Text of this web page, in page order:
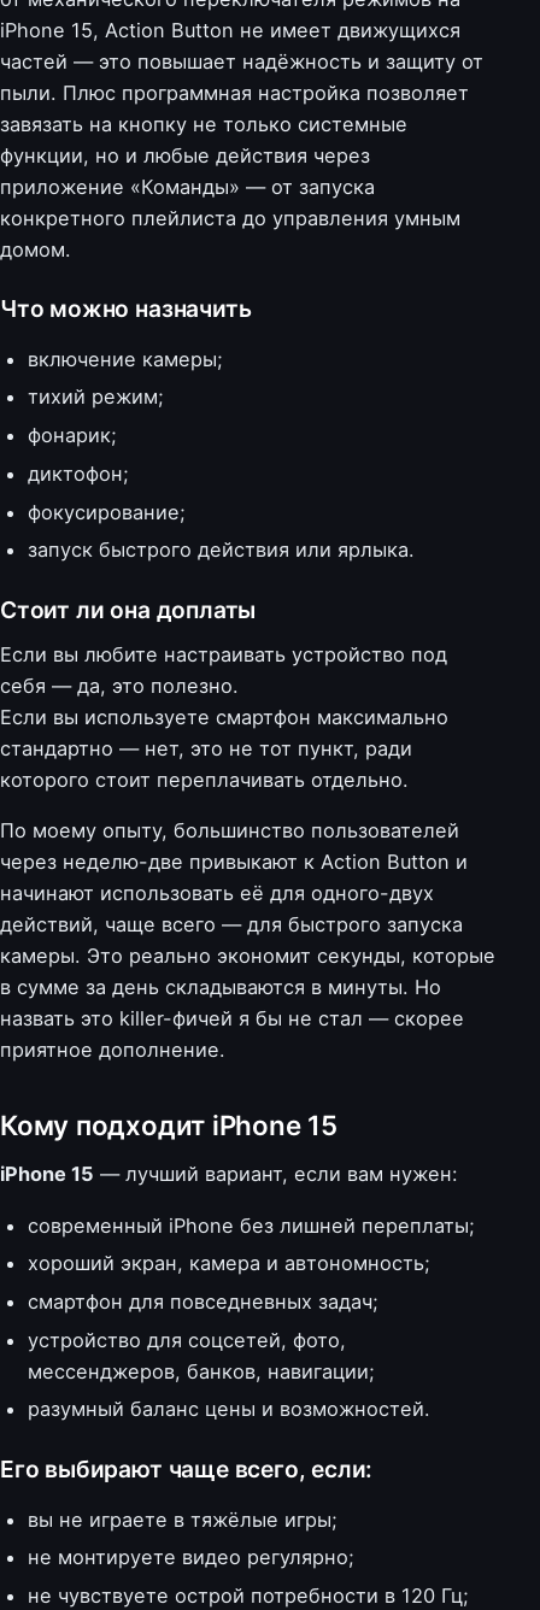
iPhone 15, Action Button не имеет движущихся
частей — это повышает надёжность и защиту от
пыли. Плюс программная настройка позволяет
завязать на кнопку не только системные
функции, но и любые действия через
приложение «Команды» — от запуска
конкретного плейлиста до управления умным
домом.
Что можно назначить
включение камеры;
тихий режим;
фонарик;
диктофон;
фокусирование;
запуск быстрого действия или ярлыка.
Стоит ли она доплаты
Если вы любите настраивать устройство под
себя — да, это полезно.
Если вы используете смартфон максимально
стандартно — нет, это не тот пункт, ради
которого стоит переплачивать отдельно.
По моему опыту, большинство пользователей
через неделю-две привыкают к Action Button и
начинают использовать её для одного-двух
действий, чаще всего — для быстрого запуска
камеры. Это реально экономит секунды, которые
в сумме за день складываются в минуты. Но
назвать это killer-фичей я бы не стал — скорее
приятное дополнение.
Кому подходит iPhone 15
iPhone 15 — лучший вариант, если вам нужен:
современный iPhone без лишней переплаты;
хороший экран, камера и автономность;
смартфон для повседневных задач;
устройство для соцсетей, фото,
мессенджеров, банков, навигации;
разумный баланс цены и возможностей.
Его выбирают чаще всего, если:
вы не играете в тяжёлые игры;
не монтируете видео регулярно;
не чувствуете острой потребности в 120 Гц;